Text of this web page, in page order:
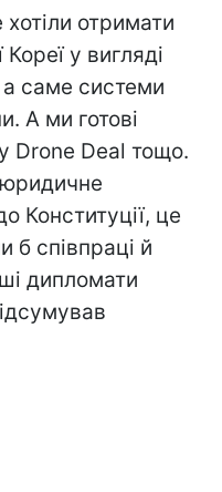
отримати
у вигляді
саме системи
А ми готові
Drone Deal тощо.
юридичне
Конституції, це
б співпраці й
дипломати